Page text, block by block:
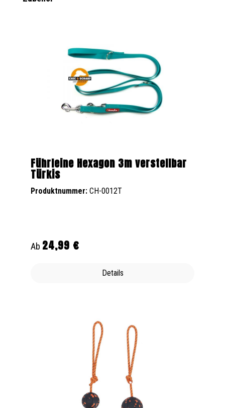
Führleine Hexagon 3m verstellbar
Türkis
Produktnummer: CH-0012T
Regulärer Preis:
Ab 24,99 €
Details